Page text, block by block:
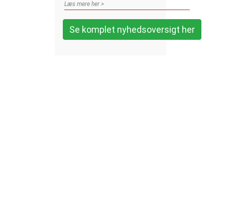
Læs mere her >
Se komplet nyhedsoversigt her